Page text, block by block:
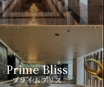
Prime Bliss
プライムブリス